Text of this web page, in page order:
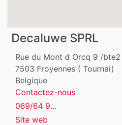
Decaluwe SPRL
Rue du Mont d Orcq 9 /bte2
7503 Froyennes ( Tournai)
Belgique
Contactez-nous
069/64 9...
Site web